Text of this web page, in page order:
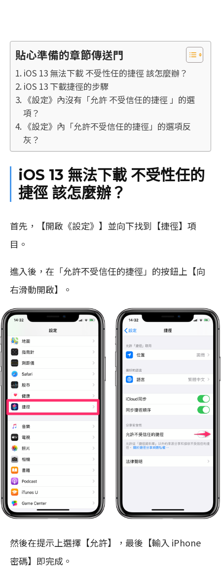
貼心準備的章節傳送門
iOS 13 無法下載 不受性任的捷徑 該怎麼辦？
iOS 13 下載捷徑的步驟
《設定》內沒有「允許 不受信任的捷徑 」的選
項？
《設定》內「允許不受信任的捷徑」的選項反
灰？
iOS 13 無法下載 不受性任的
捷徑 該怎麼辦？
首先，【開啟《設定》】並向下找到【捷徑】項
目。
進入後，在「允許不受信任的捷徑」的按鈕上【向
右滑動開啟】。
然後在提示上選擇【允許】，最後【輸入 iPhone
密碼】即完成。